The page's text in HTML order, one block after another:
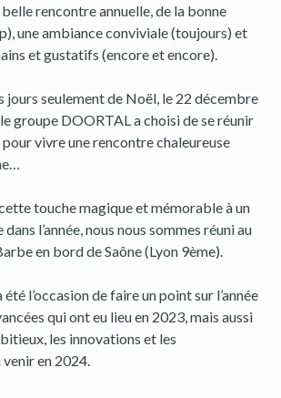
rencontre annuelle, de la bonne
une ambiance conviviale (toujours) et
et gustatifs (encore et encore).
jours seulement de Noël, le 22 décembre
groupe DOORTAL a choisi de se réunir
vivre une rencontre chaleureuse
touche magique et mémorable à un
l’année, nous nous sommes réuni au
en bord de Saône (Lyon 9ème).
l’occasion de faire un point sur l’année
qui ont eu lieu en 2023, mais aussi
les innovations et les
en 2024.